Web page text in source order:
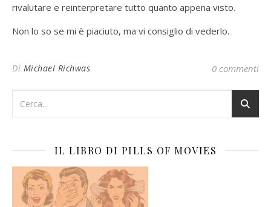
rivalutare e reinterpretare tutto quanto appena visto.
Non lo so se mi è piaciuto, ma vi consiglio di vederlo.
Di Michael Richwas 0 commenti
IL LIBRO DI PILLS OF MOVIES